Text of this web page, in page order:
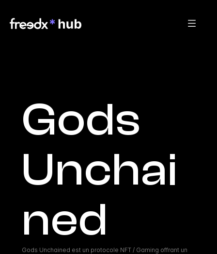
Gods
Unchai
ned
Gods Unchained est un protocole NFT / Gaming offrant un